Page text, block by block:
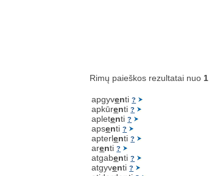
Rimų paieškos rezultatai nuo 1
apgyventi?
apkūrenti?
apletenti?
apsenti?
apterlenti?
arenti?
atgabenti?
atgyventi?